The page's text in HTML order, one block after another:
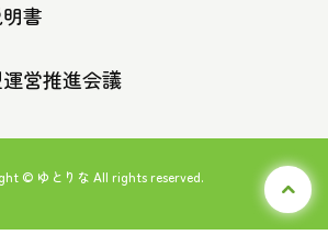
書
営推進会議
© ゆとりな All rights reserved.